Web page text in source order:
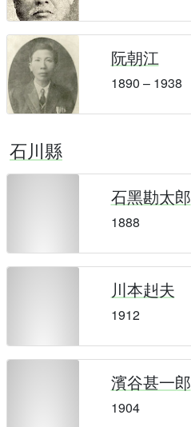
阮朝江
1890 – 1938
石川縣
石黑勘太郎
1888
川本赳夫
1912
濱谷甚一郎
1904